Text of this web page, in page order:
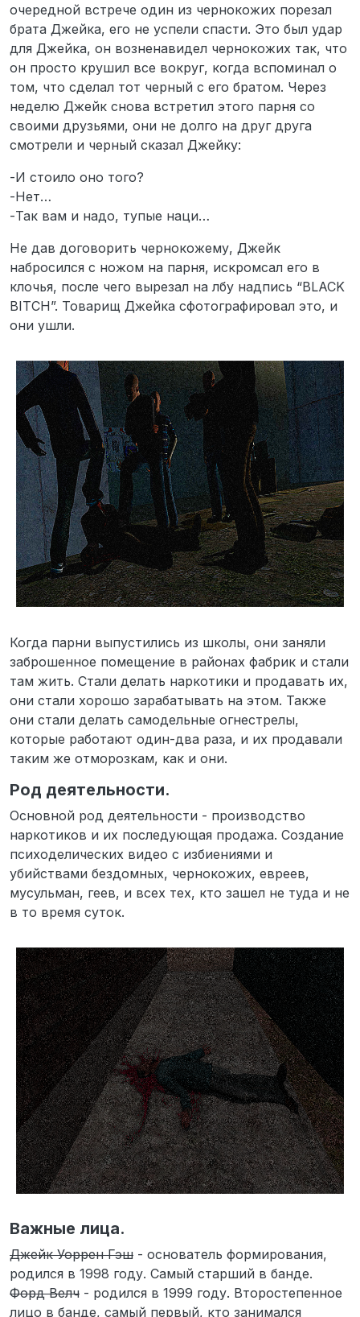
очередной встрече один из чернокожих порезал
брата Джейка, его не успели спасти. Это был удар
для Джейка, он возненавидел чернокожих так, что
он просто крушил все вокруг, когда вспоминал о
том, что сделал тот черный с его братом. Через
неделю Джейк снова встретил этого парня со
своими друзьями, они не долго на друг друга
смотрели и черный сказал Джейку:
-И стоило оно того?
-Нет…
-Так вам и надо, тупые наци…
Не дав договорить чернокожему, Джейк
набросился с ножом на парня, искромсал его в
клочья, после чего вырезал на лбу надпись “BLACK
BITCH”. Товарищ Джейка сфотографировал это, и
они ушли.
Когда парни выпустились из школы, они заняли
заброшенное помещение в районах фабрик и стали
там жить. Стали делать наркотики и продавать их,
они стали хорошо зарабатывать на этом. Также
они стали делать самодельные огнестрелы,
которые работают один-два раза, и их продавали
таким же отморозкам, как и они.
Род деятельности.
Основной род деятельности - производство
наркотиков и их последующая продажа. Создание
психоделических видео с избиениями и
убийствами бездомных, чернокожих, евреев,
мусульман, геев, и всех тех, кто зашел не туда и не
в то время суток.
Важные лица.
Джейк Уоррен Гэш - основатель формирования,
родился в 1998 году. Самый старший в банде.
Форд Велч - родился в 1999 году. Второстепенное
лицо в банде, самый первый, кто занимался